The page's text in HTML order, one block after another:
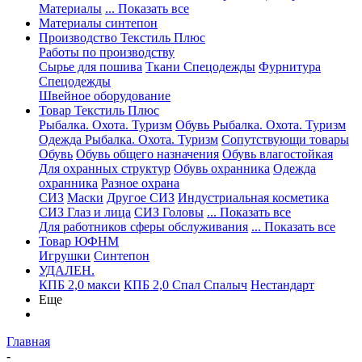
Материалы ... Показать все
Материалы синтепон
Производство Текстиль Плюс
Работы по производству
Сырье для пошива Ткани Спецодежды Фурнитура
Спецодежды
Швейное оборудование
Товар Текстиль Плюс
Рыбалка. Охота. Туризм Обувь Рыбалка. Охота. Туризм
Одежда Рыбалка. Охота. Туризм Сопутствующи товары
Обувь Обувь общего назначения Обувь влагостойкая
Для охранных структур Обувь охранника Одежда
охранника Разное охрана
СИЗ Маски Другое СИЗ Индустриальная косметика
СИЗ Глаз и лица СИЗ Головы ... Показать все
Для работников сферы обслуживания ... Показать все
Товар ЮФНМ
Игрушки Синтепон
УДАЛЕН.
КПБ 2,0 макси КПБ 2,0 Спал Спалыч Нестандарт
Еще
Главная
-